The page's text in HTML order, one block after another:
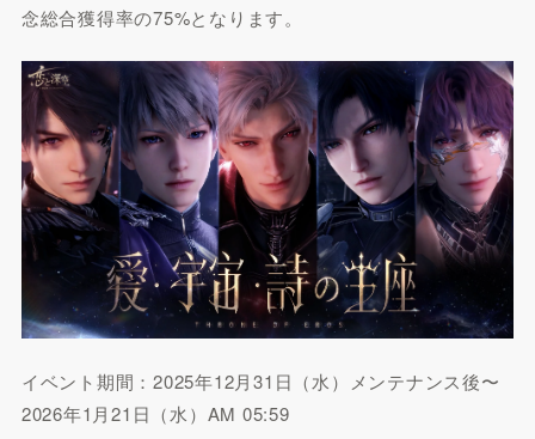
念総合獲得率の75%となります。
イベント期間：2025年12月31日（水）メンテナンス後〜
2026年1月21日（水）AM 05:59